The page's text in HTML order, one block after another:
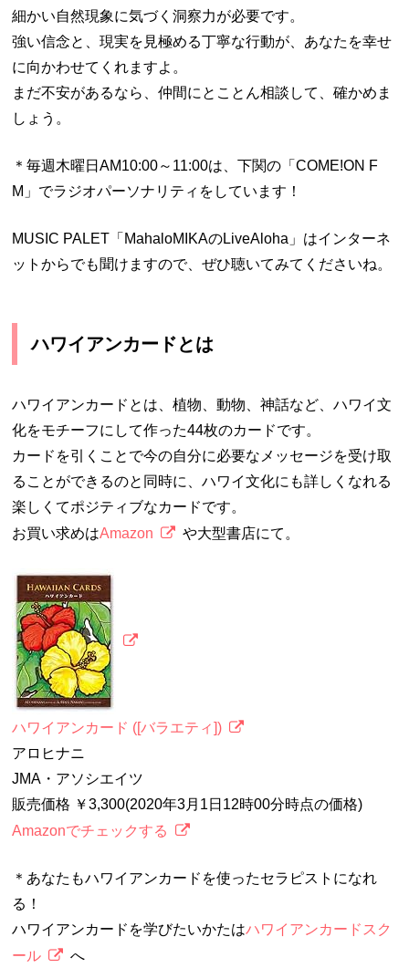
細かい自然現象に気づく洞察力が必要です。
強い信念と、現実を見極める丁寧な行動が、あなたを幸せ
に向かわせてくれますよ。
まだ不安があるなら、仲間にとことん相談して、確かめま
しょう。
＊毎週木曜日AM10:00～11:00は、下関の「COME!ON F
M」でラジオパーソナリティをしています！
MUSIC PALET「MahaloMIKAのLiveAloha」はインターネ
ットからでも聞けますので、ぜひ聴いてみてくださいね。
ハワイアンカードとは
ハワイアンカードとは、植物、動物、神話など、ハワイ文
化をモチーフにして作った44枚のカードです。
カードを引くことで今の自分に必要なメッセージを受け取
ることができるのと同時に、ハワイ文化にも詳しくなれる
楽しくてポジティブなカードです。
お買い求めはAmazon や大型書店にて。
ハワイアンカード ([バラエティ])
アロヒナニ
JMA・アソシエイツ
販売価格 ￥3,300(2020年3月1日12時00分時点の価格)
Amazonでチェックする
＊あなたもハワイアンカードを使ったセラピストになれ
る！
ハワイアンカードを学びたいかたはハワイアンカードスク
ール
へ